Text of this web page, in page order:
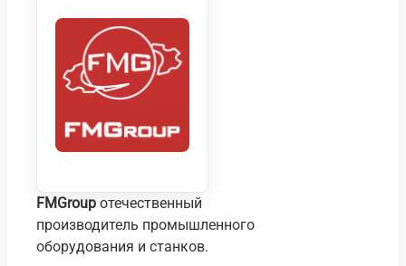
FMGroup отечественный
производитель промышленного
оборудования и станков.